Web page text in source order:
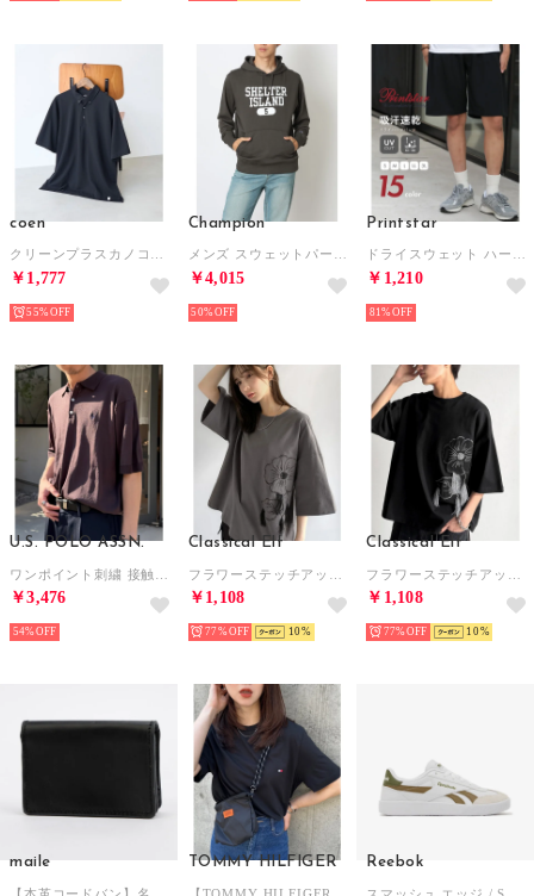
coen
￥1,777
55%
Champion
￥4,015
50%
Printstar
￥1,210
81%
U.S. POLO ASSN.
￥3,476
54%
Classical Elf
￥1,108
77% 10
Classical Elf
￥1,108
77% 10
maile TOMMY HILFIGER Reebok